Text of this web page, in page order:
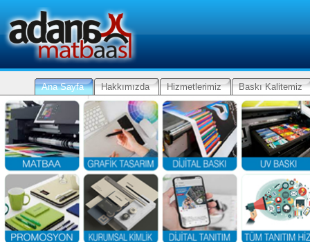
Ana Sayfa Hakkımızda Hizmetlerimiz Baskı Kalitemiz